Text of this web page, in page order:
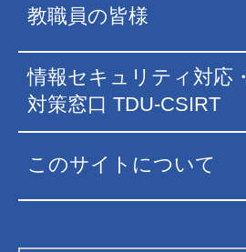
教職員の皆様
情報セキュリティ対応・
対策窓口 TDU-CSIRT
このサイトについて